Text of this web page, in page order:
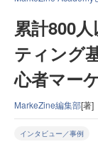
累計800
ティング
心者マー
MarkeZine編集部[著]
インタビュー／事例